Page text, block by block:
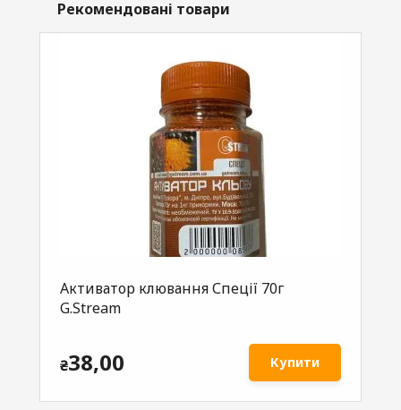
Рекомендовані товари
Активатор клювання Спеції 70г
G.Stream
₴38,00 Купити